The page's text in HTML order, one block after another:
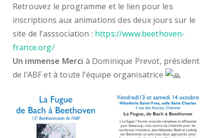
Retrouvez le programme et le lien pour les
inscriptions aux animations des deux jours sur le
site de l’asssociation : https://www.beethoven-
france.org/
Un immense Merci à Dominique Prevot, président
de l’ABF et à toute l’équipe organisatrice